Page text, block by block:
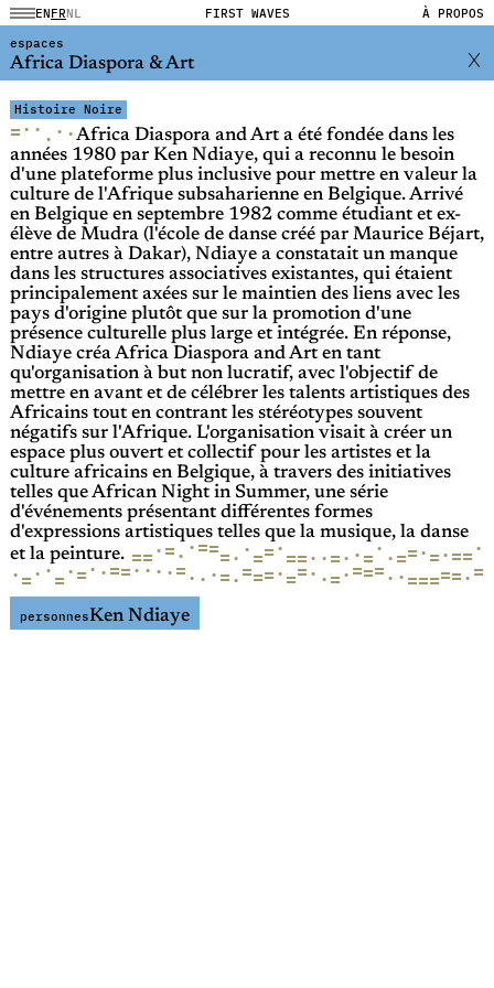
ENFRNL FIRST WAVES
À PROPOS
espaces
Africa Diaspora & Art
personnesKen Ndiaye
Histoire Noire
=· · · · ·Africa Diaspora and Art a été fondée dans les
années 1980 par Ken Ndiaye, qui a reconnu le besoin
d'une plateforme plus inclusive pour mettre en valeur la
culture de l'Afrique subsaharienne en Belgique. Arrivé
en Belgique en septembre 1982 comme étudiant et ex-
élève de Mudra (l'école de danse créé par Maurice Béjart,
entre autres à Dakar), Ndiaye a constatait un manque
dans les structures associatives existantes, qui étaient
principalement axées sur le maintien des liens avec les
pays d'origine plutôt que sur la promotion d'une
présence culturelle plus large et intégrée. En réponse,
Ndiaye créa Africa Diaspora and Art en tant
qu'organisation à but non lucratif, avec l'objectif de
mettre en avant et de célébrer les talents artistiques des
Africains tout en contrant les stéréotypes souvent
négatifs sur l'Afrique. L'organisation visait à créer un
espace plus ouvert et collectif pour les artistes et la
culture africains en Belgique, à travers des initiatives
telles que African Night in Summer, une série
d'événements présentant différentes formes
d'expressions artistiques telles que la musique, la danse
et la peinture. ==·=· ·===· ·==·==· ·=· ·=· ·==·=·==·
·=· ·=·=· ·==· · · ·=· · ·=·===·==· ·=·===· ·=====·=